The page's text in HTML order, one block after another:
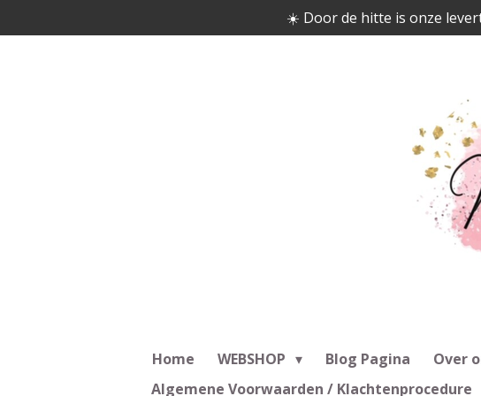
direct
☀️ Door de hitte is onze
Home WEBSHOP Blog Pagina Over
Algemene Voorwaarden / Klachtenprocedure